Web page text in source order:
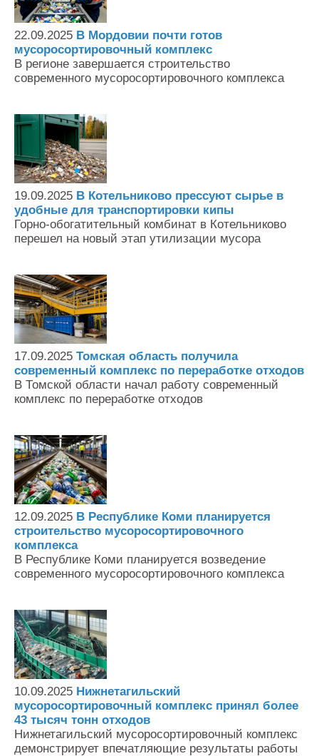
22.09.2025 В Мордовии почти готов
мусоросортировочный комплекс
В регионе завершается строительство
современного мусоросортировочного комплекса
19.09.2025 В Котельниково прессуют сырье в
удобные для транспортировки кипы
Горно-обогатительный комбинат в Котельниково
перешел на новый этап утилизации мусора
17.09.2025 Томская область получила
современный комплекс по переработке отходов
В Томской области начал работу современный
комплекс по переработке отходов
12.09.2025 В Республике Коми планируется
строительство мусоросортировочного
комплекса
В Республике Коми планируется возведение
современного мусоросортировочного комплекса
10.09.2025 Нижнетагильский
мусоросортировочный комплекс принял более
43 тысяч тонн отходов
Нижнетагильский мусоросортировочный комплекс
демонстрирует впечатляющие результаты работы